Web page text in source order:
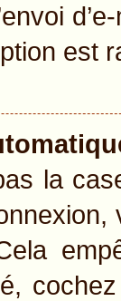
est
la